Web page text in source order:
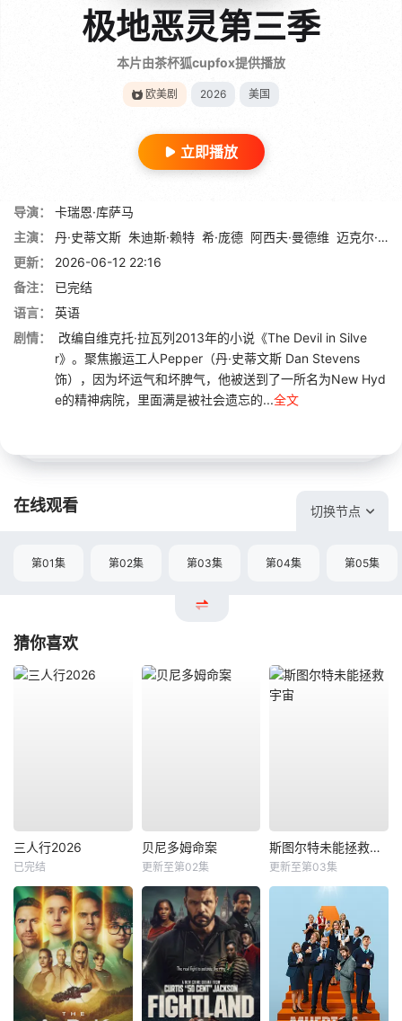
极地恶灵第三季
本片由茶杯狐cupfox提供播放
欧美剧 2026 美国
立即播放
导演：
卡瑞恩·库萨马
主演：
丹·史蒂文斯 朱迪斯·赖特 希·庞德 阿西夫·曼德维 迈克尔·阿伦诺夫
更新：
2026-06-12 22:16
备注：
已完结
语言：
英语
剧情：
改编自维克托·拉瓦列2013年的小说《The Devil in Silve
r》。聚焦搬运工人Pepper（丹·史蒂文斯 Dan Stevens
饰），因为坏运气和坏脾气，他被送到了一所名为New Hyd
e的精神病院，里面满是被社会遗忘的...全文
在线观看 切换节点
第01集 第02集 第03集 第04集 第05集
猜你喜欢
三人行2026
已完结
贝尼多姆命案
更新至第02集
斯图尔特未能拯救宇宙
更新至第03集